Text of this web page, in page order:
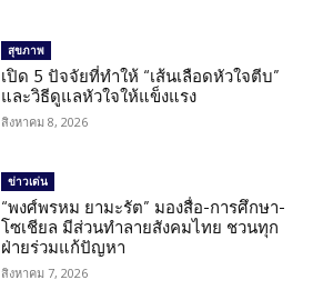
สุขภาพ
เปิด 5 ปัจจัยที่ทำให้ “เส้นเลือดหัวใจตีบ”
และวิธีดูแลหัวใจให้แข็งแรง
สิงหาคม 8, 2026
ข่าวเด่น
“พงศ์พรหม ยามะรัต” มองสื่อ-การศึกษา-
โซเชียล มีส่วนทำลายสังคมไทย ชวนทุก
ฝ่ายร่วมแก้ปัญหา
สิงหาคม 7, 2026